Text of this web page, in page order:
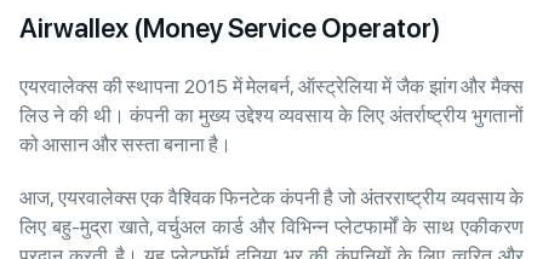
Airwallex (Money Service Operator)
एयरवालेक्स की स्थापना 2015 में मेलबर्न, ऑस्ट्रेलिया में जैक झांग और मैक्स
लिउ ने की थी। कंपनी का मुख्य उद्देश्य व्यवसाय के लिए अंतर्राष्ट्रीय भुगतानों
को आसान और सस्ता बनाना है।
आज, एयरवालेक्स एक वैश्विक फिनटेक कंपनी है जो अंतरराष्ट्रीय व्यवसाय के
लिए बहु-मुद्रा खाते, वर्चुअल कार्ड और विभिन्न प्लेटफार्मों के साथ एकीकरण